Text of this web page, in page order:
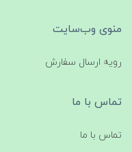
منوی وب‌سایت
رویه ارسال سفارش
تماس با ما
تماس با ما